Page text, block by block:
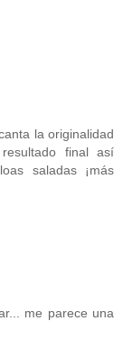
la originalidad
final así
saladas ¡más
me parece una